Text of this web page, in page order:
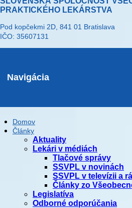
PRAKTICKÉHO LEKÁRSTVA
Pod kopčekmi 2D, 841 01 Bratislava
IČO: 35607131
Navigácia
Domov
Články
Aktuality
Lekári v médiách
Tlačové správy
SSVPL v novinách
SSVPL v televízii a
Články zo
Legislatíva
Odborné odporúčania